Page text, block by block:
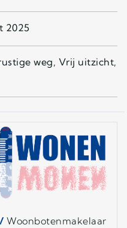
2025
weg, Vrij uitzicht,
Woonbotenmakelaar